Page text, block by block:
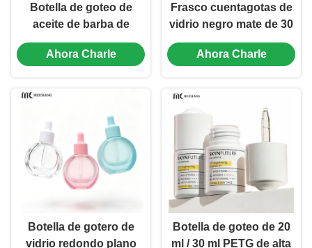
Botella de goteo de
aceite de barba de
vidrio transparente de
pared gruesa de 100 ml
Ahora Charle
Frasco cuentagotas de
vidrio negro mate de 30
ml con tapa
cuentagotas CR a
extractos de hierbas
(MC-618)
Ahora Charle
Botella de gotero de
vidrio redondo plano
Botella de goteo de 20
ml / 30 ml PETG de alta